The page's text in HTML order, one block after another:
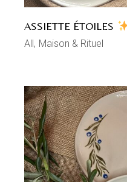
ASSIETTE ÉTOILES
All Maison & Rituel